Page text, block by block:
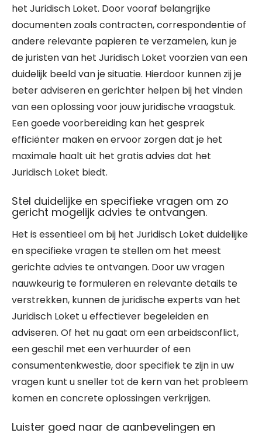
het Juridisch Loket. Door vooraf belangrijke
documenten zoals contracten, correspondentie of
andere relevante papieren te verzamelen, kun je
de juristen van het Juridisch Loket voorzien van een
duidelijk beeld van je situatie. Hierdoor kunnen zij je
beter adviseren en gerichter helpen bij het vinden
van een oplossing voor jouw juridische vraagstuk.
Een goede voorbereiding kan het gesprek
efficiënter maken en ervoor zorgen dat je het
maximale haalt uit het gratis advies dat het
Juridisch Loket biedt.
Stel duidelijke en specifieke vragen om zo
gericht mogelijk advies te ontvangen.
Het is essentieel om bij het Juridisch Loket duidelijke
en specifieke vragen te stellen om het meest
gerichte advies te ontvangen. Door uw vragen
nauwkeurig te formuleren en relevante details te
verstrekken, kunnen de juridische experts van het
Juridisch Loket u effectiever begeleiden en
adviseren. Of het nu gaat om een arbeidsconflict,
een geschil met een verhuurder of een
consumentenkwestie, door specifiek te zijn in uw
vragen kunt u sneller tot de kern van het probleem
komen en concrete oplossingen verkrijgen.
Luister goed naar de aanbevelingen en